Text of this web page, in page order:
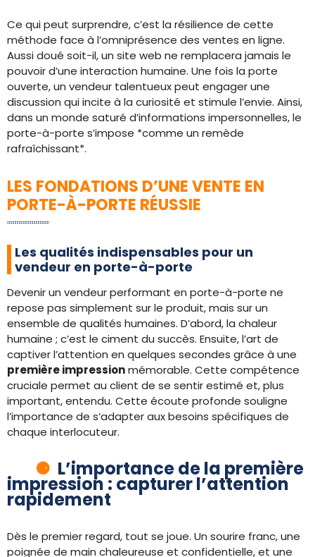
Ce qui peut surprendre, c’est la résilience de cette
méthode face à l’omniprésence des ventes en ligne.
Aussi doué soit-il, un site web ne remplacera jamais le
pouvoir d’une interaction humaine. Une fois la porte
ouverte, un vendeur talentueux peut engager une
discussion qui incite à la curiosité et stimule l’envie. Ainsi,
dans un monde saturé d’informations impersonnelles, le
porte-à-porte s’impose *comme un remède
rafraîchissant*.
LES FONDATIONS D’UNE VENTE EN
PORTE-À-PORTE RÉUSSIE
Les qualités indispensables pour un
vendeur en porte-à-porte
Devenir un vendeur performant en porte-à-porte ne
repose pas simplement sur le produit, mais sur un
ensemble de qualités humaines. D’abord, la chaleur
humaine ; c’est le ciment du succès. Ensuite, l’art de
captiver l’attention en quelques secondes grâce à une
première impressionmémorable. Cette compétence
cruciale permet au client de se sentir estimé et, plus
important, entendu. Cette écoute profonde souligne
l’importance de s’adapter aux besoins spécifiques de
chaque interlocuteur.
L’importance de la première
impression : capturer l’attention
rapidement
Dès le premier regard, tout se joue. Un sourire franc, une
poignée de main chaleureuse et confidentielle, et une